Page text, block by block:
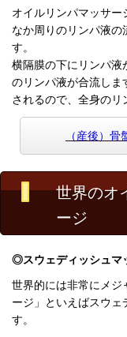
オイルリンパマッサー
なか周りのリンパ液の
す。
横隔膜の下にリンパ液
のリンパ液が合流しま
されるので、全身のリ
（産後）
世界のオ
ージ
◎スウェディッシュマ
世界的には非常にメジ
ージ」といえばスウ
す。